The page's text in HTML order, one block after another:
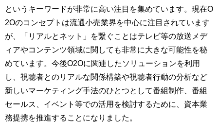
というキーワードが非常に高い注目を集めています。現在O
2Oのコンセプトは流通小売業界を中心に注目されています
が、「リアルとネット」を繋ぐことはテレビ等の放送メデ
ィアやコンテンツ領域に関しても非常に大きな可能性を秘
めています。今後O2Oに関連したソリューションを利用
し、視聴者とのリアルな関係構築や視聴者行動の分析など
新しいマーケティング手法のひとつとして番組制作、番組
セールス、イベント等での活用を検討するために、資本業
務提携を推進することになりました。